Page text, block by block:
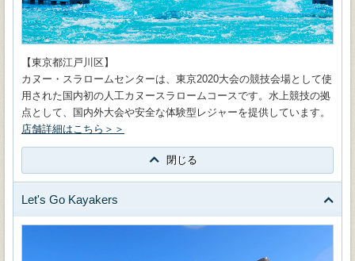
【東京都江戸川区】
カヌー・スラロームセンターは、東京2020大会の競技会場として使
用された国内初の人工カヌースラロームコースです。水上競技の拠
点として、国内外大会や安全な体験型レジャーを提供しています。
店舗詳細はこちら＞＞
閉じる
Let's Go Kayakers